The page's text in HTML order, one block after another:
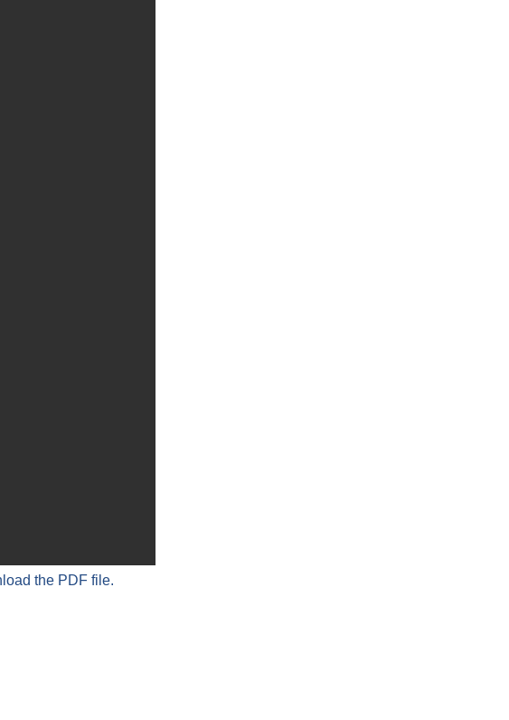
the PDF file.